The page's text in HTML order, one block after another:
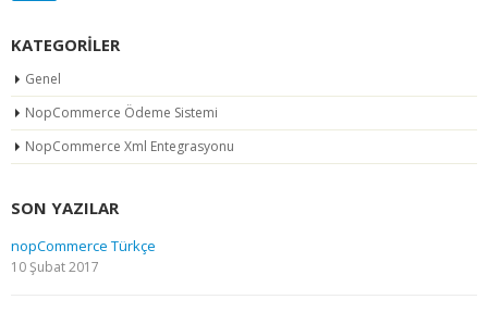
KATEGORILER
Genel
NopCommerce Ödeme Sistemi
NopCommerce Xml Entegrasyonu
SON YAZILAR
nopCommerce Türkçe
10 Şubat 2017